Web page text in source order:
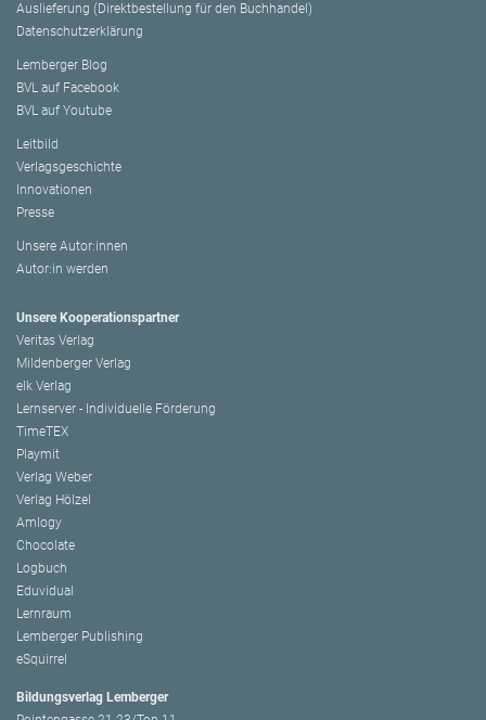
Auslieferung (Direktbestellung für den Buchhandel)
Datenschutzerklärung
Lemberger Blog
BVL auf Facebook
BVL auf Youtube
Leitbild
Verlagsgeschichte
Innovationen
Presse
Unsere Autor:innen
Autor:in werden
Unsere Kooperationspartner
Veritas Verlag
Mildenberger Verlag
elk Verlag
Lernserver - Individuelle Förderung
TimeTEX
Playmit
Verlag Weber
Verlag Hölzel
Amlogy
Chocolate
Logbuch
Eduvidual
Lernraum
Lemberger Publishing
eSquirrel
Bildungsverlag Lemberger